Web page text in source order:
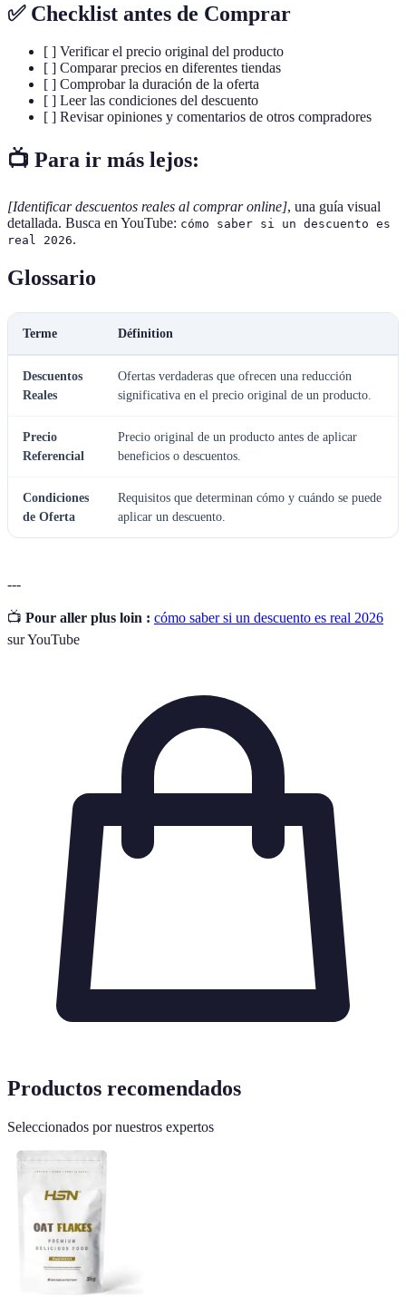
✅ Checklist antes de Comprar
[ ] Verificar el precio original del producto
[ ] Comparar precios en diferentes tiendas
[ ] Comprobar la duración de la oferta
[ ] Leer las condiciones del descuento
[ ] Revisar opiniones y comentarios de otros compradores
📺 Para ir más lejos:
[Identificar descuentos reales al comprar online], una guía visual
detallada. Busca en YouTube: cómo saber si un descuento es
real 2026.
Glossario
Terme Définition
Descuentos
Reales
Ofertas verdaderas que ofrecen una reducción
significativa en el precio original de un producto.
Precio
Referencial
Precio original de un producto antes de aplicar
beneficios o descuentos.
Condiciones
de Oferta
Requisitos que determinan cómo y cuándo se puede
aplicar un descuento.
---
📺 Pour aller plus loin : cómo saber si un descuento es real 2026
sur YouTube
Productos recomendados
Seleccionados por nuestros expertos